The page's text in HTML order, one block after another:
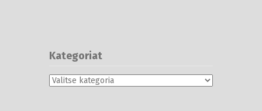
Kategoriat
Kategoriat